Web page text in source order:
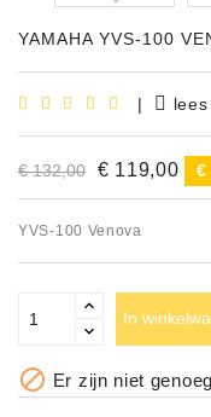
YAMAHA YVS-100
|
€ 132,00 € 119,00 €
YVS-100 Venova
In
 Er zijn niet